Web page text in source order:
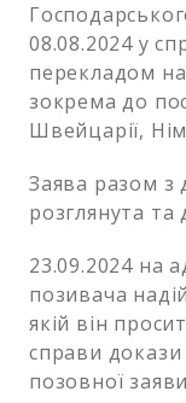
08.08.2024 у
перекладом на
зокрема до
Швейцарії,
Заява разом з
розглянута та
23.09.2024 на
позивача
якій він
справи докази
позовної